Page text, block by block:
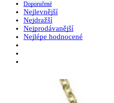
Doporučené
Nejlevnější
Nejdražší
Nejprodávanější
Nejlépe hodnocené